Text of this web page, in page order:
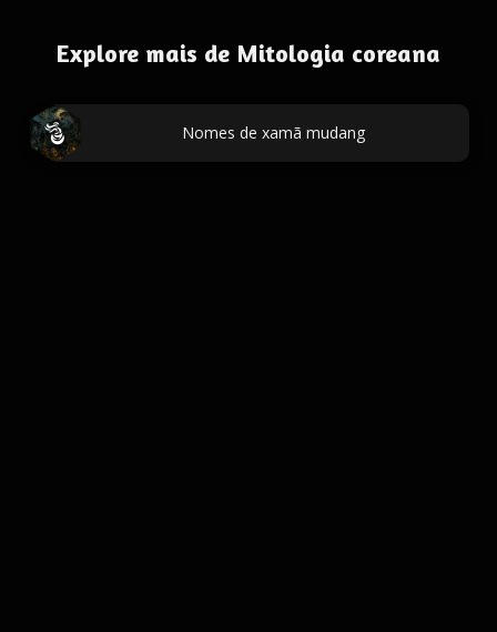
Explore mais de Mitologia coreana
Nomes de xamã mudang